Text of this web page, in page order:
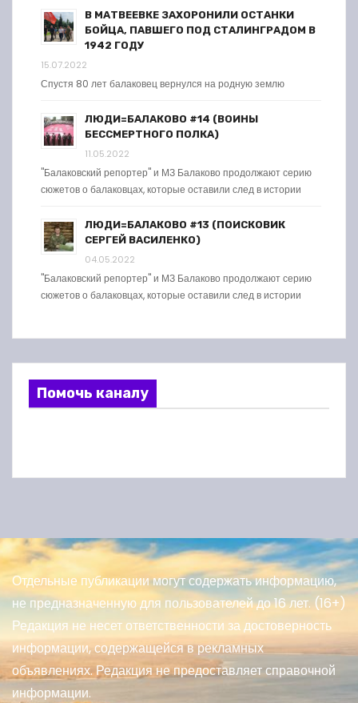
В МАТВЕЕВКЕ ЗАХОРОНИЛИ ОСТАНКИ
БОЙЦА, ПАВШЕГО ПОД СТАЛИНГРАДОМ В
1942 ГОДУ
15.07.2022
Спустя 80 лет балаковец вернулся на родную землю
ЛЮДИ=БАЛАКОВО #14 (ВОИНЫ
БЕССМЕРТНОГО ПОЛКА)
11.05.2022
"Балаковский репортер" и МЗ Балаково продолжают серию
сюжетов о балаковцах, которые оставили след в истории
ЛЮДИ=БАЛАКОВО #13 (ПОИСКОВИК
СЕРГЕЙ ВАСИЛЕНКО)
04.05.2022
"Балаковский репортер" и МЗ Балаково продолжают серию
сюжетов о балаковцах, которые оставили след в истории
Помочь каналу
Отдельные публикации могут содержать информацию,
не предназначенную для пользователей до 16 лет. (16+)
Редакция не несет ответственности за достоверность
информации, содержащейся в рекламных
объявлениях. Редакция не предоставляет справочной
информации.